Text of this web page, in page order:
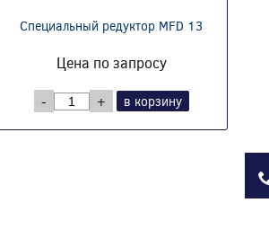
Специальный редуктор MFD 13
Цена по запросу
- + в корзину